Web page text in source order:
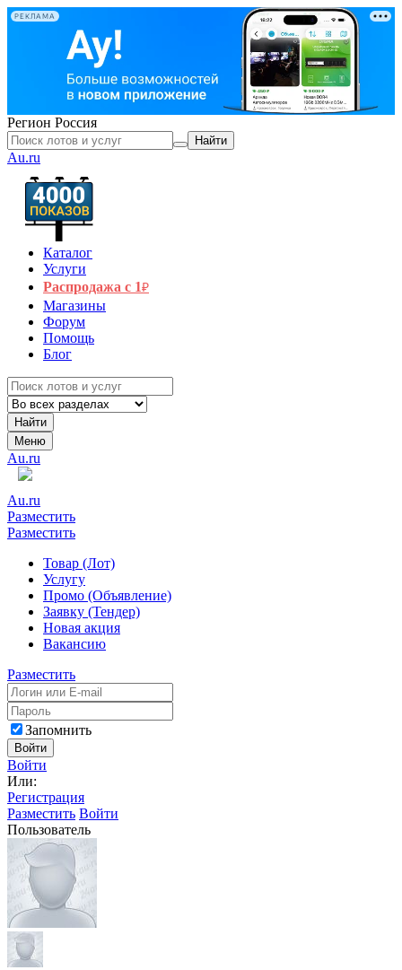
РЕКЛАМА
Регион Россия
Найти
Au.ru
Каталог
Услуги
Распродажа с 1₽
Магазины
Форум
Помощь
Блог
Найти
Меню
Au.ru
Au.ru
Разместить
Разместить
Товар (Лот)
Услугу
Промо (Объявление)
Заявку (Тендер)
Новая акция
Вакансию
Разместить
Запомнить
Войти
Войти
Или:
Регистрация
Разместить Войти
Пользователь